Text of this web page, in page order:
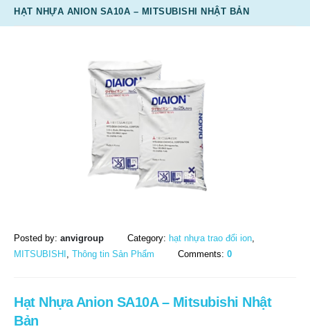
HẠT NHỰA ANION SA10A – MITSUBISHI NHẬT BẢN
Posted by: anvigroup Category: hạt nhựa trao đổi ion
MITSUBISHI Thông tin Sản Phẩm Comments: 0
Hạt Nhựa Anion SA10A – Mitsubishi Nhật
Bản